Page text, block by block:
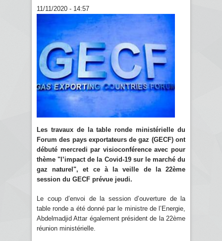
11/11/2020 - 14:57
Les travaux de la table ronde ministérielle du
Forum des pays exportateurs de gaz (GECF) ont
débuté mercredi par visioconférence avec pour
thème "l’impact de la Covid-19 sur le marché du
gaz naturel", et ce à la veille de la 22ème
session du GECF prévue jeudi.
Le coup d’envoi de la session d’ouverture de la
table ronde a été donné par le ministre de l’Energie,
Abdelmadjid Attar également président de la 22ème
réunion ministérielle.